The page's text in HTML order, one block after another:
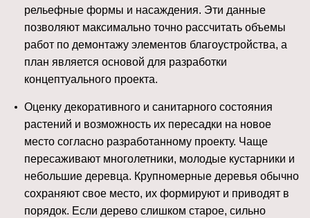
рельефные формы и насаждения. Эти данные
позволяют максимально точно рассчитать объемы
работ по демонтажу элементов благоустройства, а
план является основой для разработки
концептуального проекта.
Оценку декоративного и санитарного состояния
растений и возможность их пересадки на новое
место согласно разработанному проекту. Чаще
пересаживают многолетники, молодые кустарники и
небольшие деревца. Крупномерные деревья обычно
сохраняют свое место, их формируют и приводят в
порядок. Если дерево слишком старое, сильно